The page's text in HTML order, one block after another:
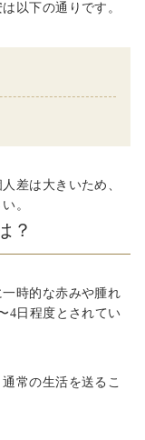
以下の通りです。
差は大きいため、
。
？
時的な赤みや腫れ
4日程度とされてい
常の生活を送るこ